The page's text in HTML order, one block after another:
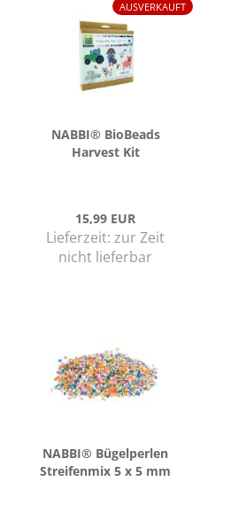
AUSVERKAUFT
NABBI® Bio­Beads
Har­vest Kit
15,99 EUR
Lieferzeit: zur Zeit
nicht lieferbar
NABBI® Bü­gel­per­len
Strei­fen­mix 5 x 5 mm